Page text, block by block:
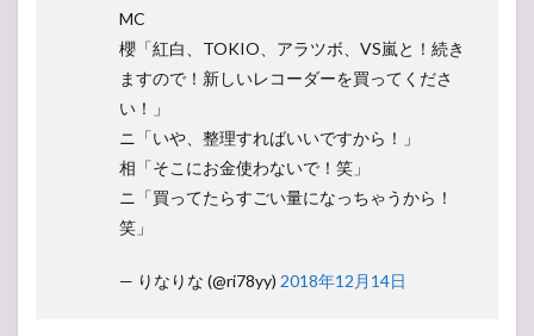
MC
櫻「紅白、TOKIO、アラツボ、VS嵐と！続き
ますので！新しいレコーダーを買ってくださ
い！」
ニ「いや、整理すればいいですから！」
相「そこにお金使わないで！笑」
ニ「買ってたらすごい量になっちゃうから！
笑」
— りなりな (@ri78yy) 2018年12月14日